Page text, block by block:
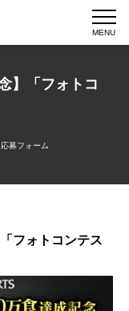
MENU
】「フォトコ
募フォーム
フォトコンテス